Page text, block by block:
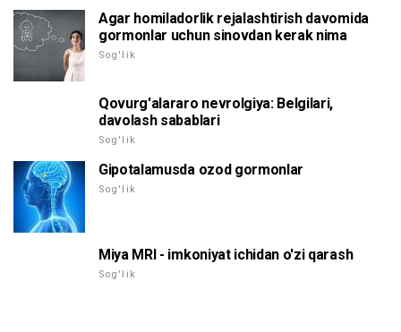
Agar homiladorlik rejalashtirish davomida
gormonlar uchun sinovdan kerak nima
Sog'lik
Qovurg'alararo nevrolgiya: Belgilari,
davolash sabablari
Sog'lik
Gipotalamusda ozod gormonlar
Sog'lik
Miya MRI - imkoniyat ichidan o'zi qarash
Sog'lik